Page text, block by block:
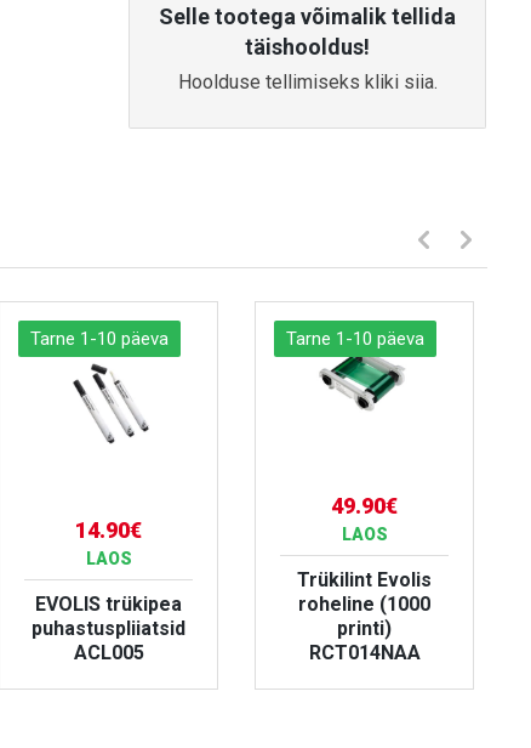
Selle tootega võimalik tellida
täishooldus!
Hoolduse tellimiseks kliki siia.
Tarne 1-10 päeva
14.90€
LAOS
EVOLIS trükipea
puhastuspliiatsid
ACL005
Tarne 1-10 päeva
49.90€
LAOS
Trükilint Evolis
roheline (1000
printi)
RCT014NAA